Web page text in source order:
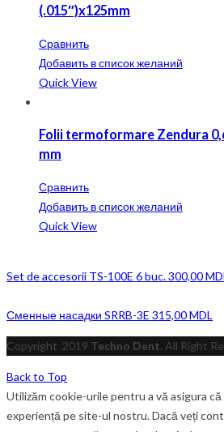
(.015″)x125mm
Сравнить
Добавить в список желаний
Quick View
Folii termoformare Zendura
mm
Сравнить
Добавить в список желаний
Quick View
Set de accesorii TS-100E 6 buc.300,00
Сменные насадки SRRB-3E 315,00MDL
Copyright 2019 Techno Dent. All Right
Back to Top
Utilizăm cookie-urile pentru a vă asigura
experiență pe site-ul nostru. Dacă veți